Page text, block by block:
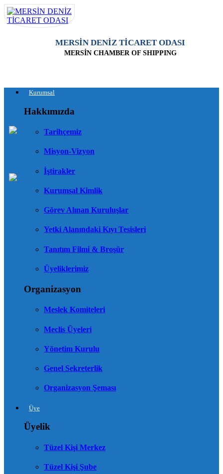
MERSİN DENİZ TİCARET ODASI
MERSİN CHAMBER OF SHIPPING
Kurumsal
Hakkımızda
Tarihçemiz
Misyon-Vizyon
İştirakler
Kurumsal Kimlik
Görev Alınan Kuruluşlar
Yetki Alanındaki Kıyı Tesisleri
Tanıtım Filmi & Broşür
Üyeliklerimiz
Organizasyon
Meslek Komiteleri
Meclis Üyeleri
Yönetim Kurulu
Genel Sekreterlik
Organizasyon Şeması
Üye
Üyelik
Tüzel Kişi Merkez
Tüzel Kişi Şube